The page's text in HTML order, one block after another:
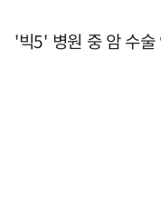
'빅5' 병원 중 암 수술